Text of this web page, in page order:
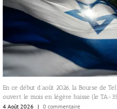
En ce début d’août 2026, la Bourse de
ouvert le mois en légère baisse (le TA-
4 Août 2026 | 0 commentaire